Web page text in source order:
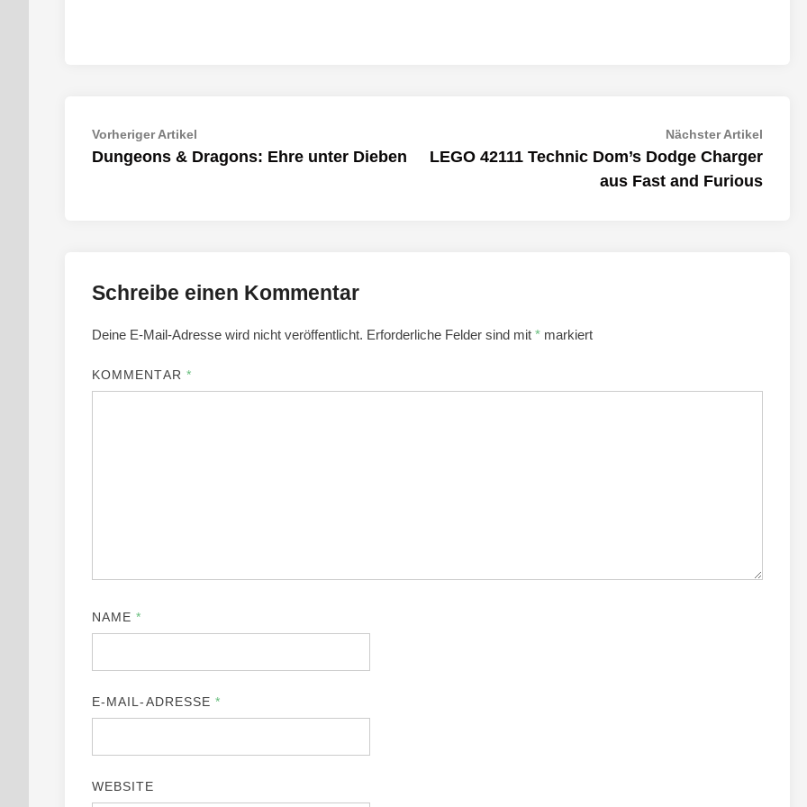
Beitragsnavigation
Vorheriger Artikel
Artikel:
Dungeons & Dragons: Ehre unter Dieben
Nächster Artikel
Artikel:
LEGO 42111 Technic Dom’s Dodge Charger
aus Fast and Furious
Schreibe einen Kommentar
Deine E-Mail-Adresse wird nicht veröffentlicht. Erforderliche Felder sind mit * markiert
KOMMENTAR *
NAME*
E-MAIL-ADRESSE*
WEBSITE